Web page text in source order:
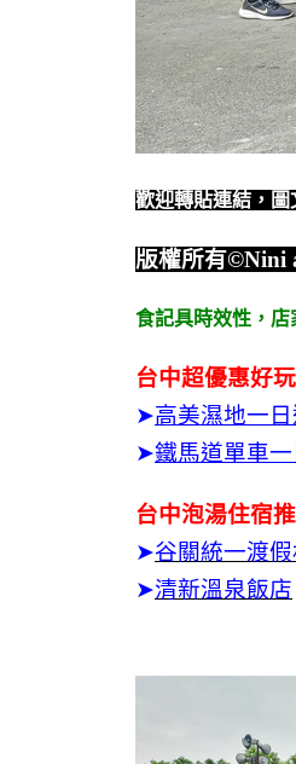
歡迎轉貼連結，圖
版權所有©Nini
食記具時效性， 店
台中超優惠好
➤高美濕地一日
➤鐵馬道單車
台中泡湯住宿
➤谷關統一渡假
➤清新溫泉飯店